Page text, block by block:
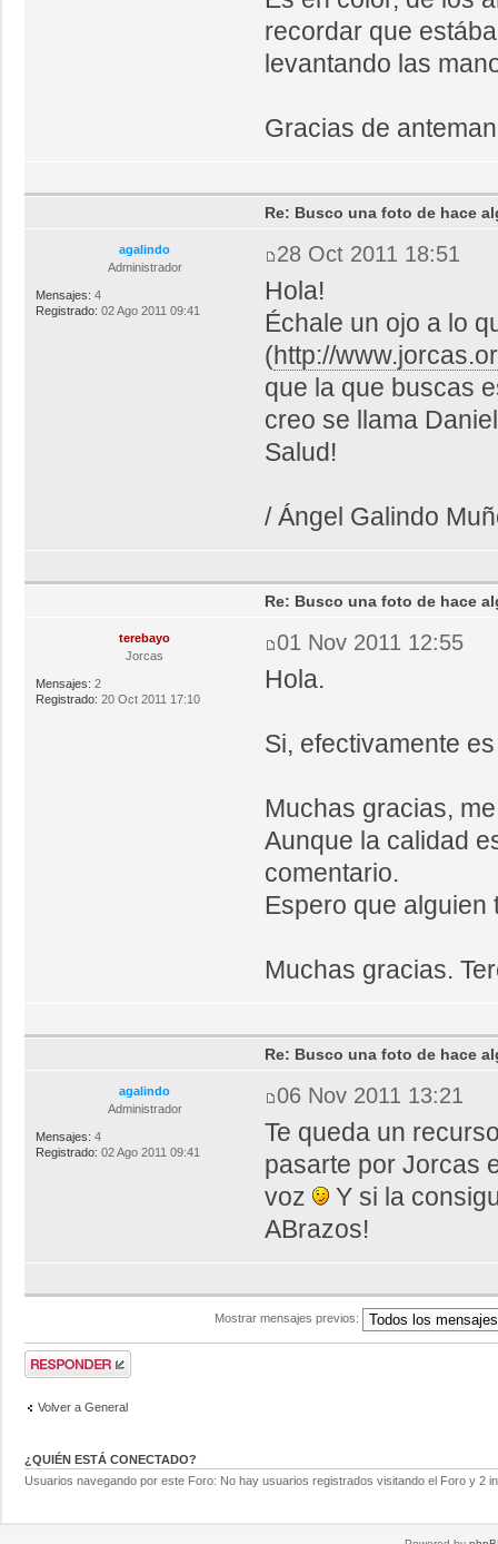
recordar que
levantando las
Gracias de
agalindo
Administrador
Mensajes: 4
Registrado: 02 Ago 2011 09:41
Re: Busco una foto de hace
28 Oct 2011 18:51
Hola!
Échale un ojo a lo
(http://
que la que buscas
creo se llama
Salud!
/ Ángel Galindo
terebayo
Jorcas
Mensajes: 2
Registrado: 20 Oct 2011 17:10
Re: Busco una foto de hace
01 Nov 2011 12:55
Hola.
Si, efectivamente
Muchas gracias,
Aunque la calidad
comentario.
Espero que alguien
Muchas gracias.
agalindo
Administrador
Mensajes: 4
Registrado: 02 Ago 2011 09:41
Re: Busco una foto de hace
06 Nov 2011 13:21
Te queda un
pasarte por Jorcas
voz
Y si la
ABrazos!
Mostrar mensajes previos:
Volver a General
¿QUIÉN ESTÁ CONECTADO?
Usuarios navegando por este Foro: No hay usuarios registrados visitando el Foro y 2